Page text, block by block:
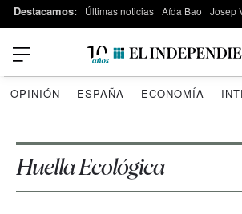
Destacamos: Últimas noticias Aída Bao Josep
OPINIÓN ESPAÑA ECONOMÍA
Huella Ecológica